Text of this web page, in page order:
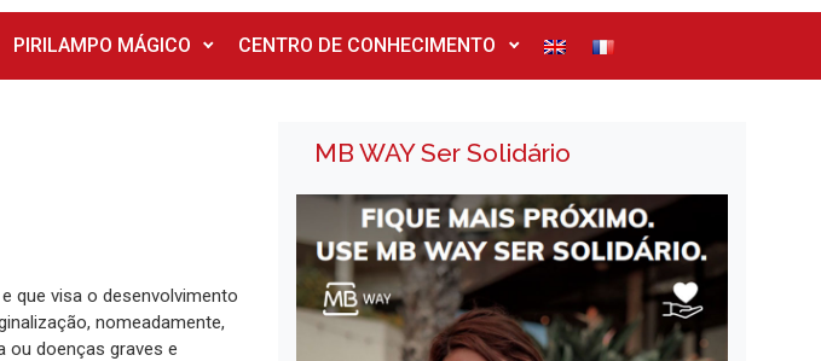
PIRILAMPO MÁGICO CENTRO DE CONHECIMENTO
que visa o desenvolvimento
nomeadamente,
ou doenças graves e
MB WAY Ser Solidário